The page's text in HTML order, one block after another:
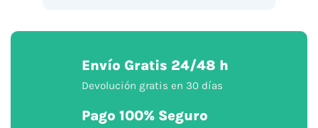
Envío Gratis 24/48 h
Devolución gratis en 30 días
Pago 100% Seguro